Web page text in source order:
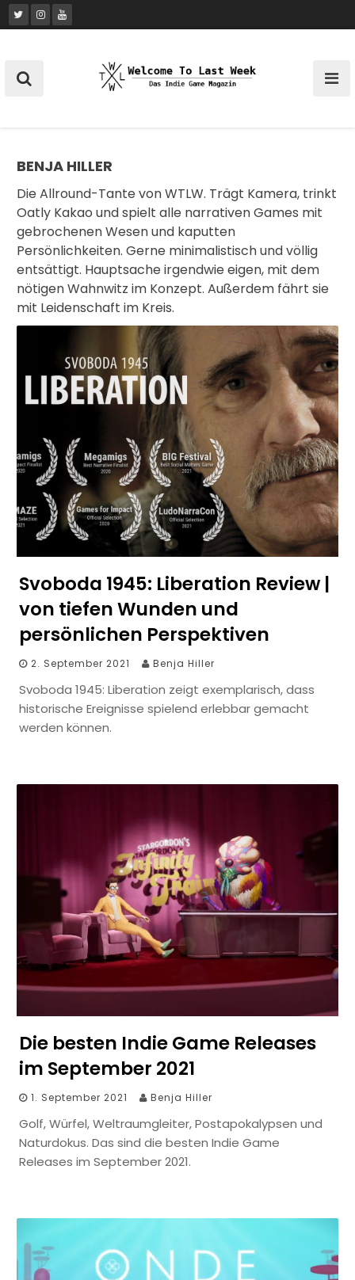
Skip
to
BENJA HILLER
Die Allround-Tante von WTLW. Trägt Kamera, trinkt
Oatly Kakao und spielt alle narrativen Games mit
gebrochenen Wesen und kaputten
Persönlichkeiten. Gerne minimalistisch und völlig
entsättigt. Hauptsache irgendwie eigen, mit dem
nötigen Wahnwitz im Konzept. Außerdem fährt sie
mit Leidenschaft im Kreis.
Svoboda 1945: Liberation Review |
von tiefen Wunden und
persönlichen Perspektiven
2. September 2021 Benja Hiller
Svoboda 1945: Liberation zeigt exemplarisch, dass
historische Ereignisse spielend erlebbar gemacht
werden können.
Die besten Indie Game Releases
im September 2021
1. September 2021 Benja Hiller
Golf, Würfel, Weltraumgleiter, Postapokalypsen und
Naturdokus. Das sind die besten Indie Game
Releases im September 2021.